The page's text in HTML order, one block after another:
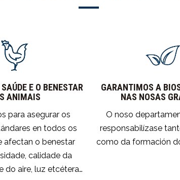
E O BENESTAR
ANIMAIS
para asegurar os
en todos os
afectan o benestar
calidade da
do aire, luz etcétera…
GARANTIMOS A
NAS NOSAS
O noso
responsabilízase
como da formación